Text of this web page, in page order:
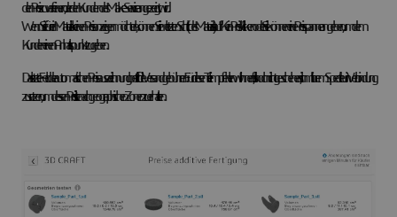
den Preis zu verfeinern, der den Kunden des Make-Service angezeigt wird.
Wenn Sie für ein Material keinen Preis anzeigen möchten, können Sie im letzten Schritt (des Materials) auf "Kein Preis" klicken oder Sie können eine Preisspanne angeben, um dem
Kunden einen Anhaltspunkt zu geben.
Das letzte Feld der automatischen Preisauszeichnung betrifft die Versandgebühren. Für diesen Teil empfehlen wir Ihnen, falls noch nicht geschehen, sich mit Ihrem Spediteur in Verbindung
zu setzen, um dessen Preisliste nach geographischen Zonen zu erhalten.